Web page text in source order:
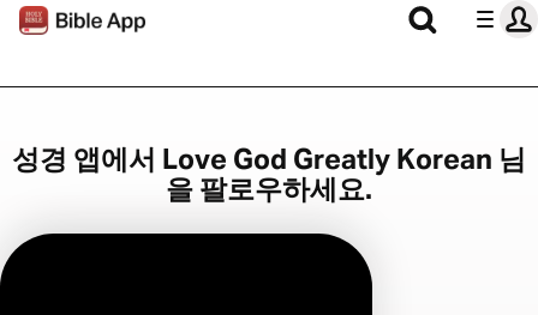
성경 앱에서 Love God Greatly Korean 님
을 팔로우하세요.